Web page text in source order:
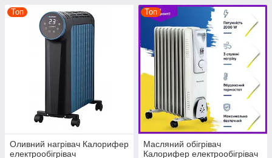
Топ
Оливний нагрівач Калорифер
електрообігрівач
Топ
Масляний обігрівач
Калорифер електрообігрівач